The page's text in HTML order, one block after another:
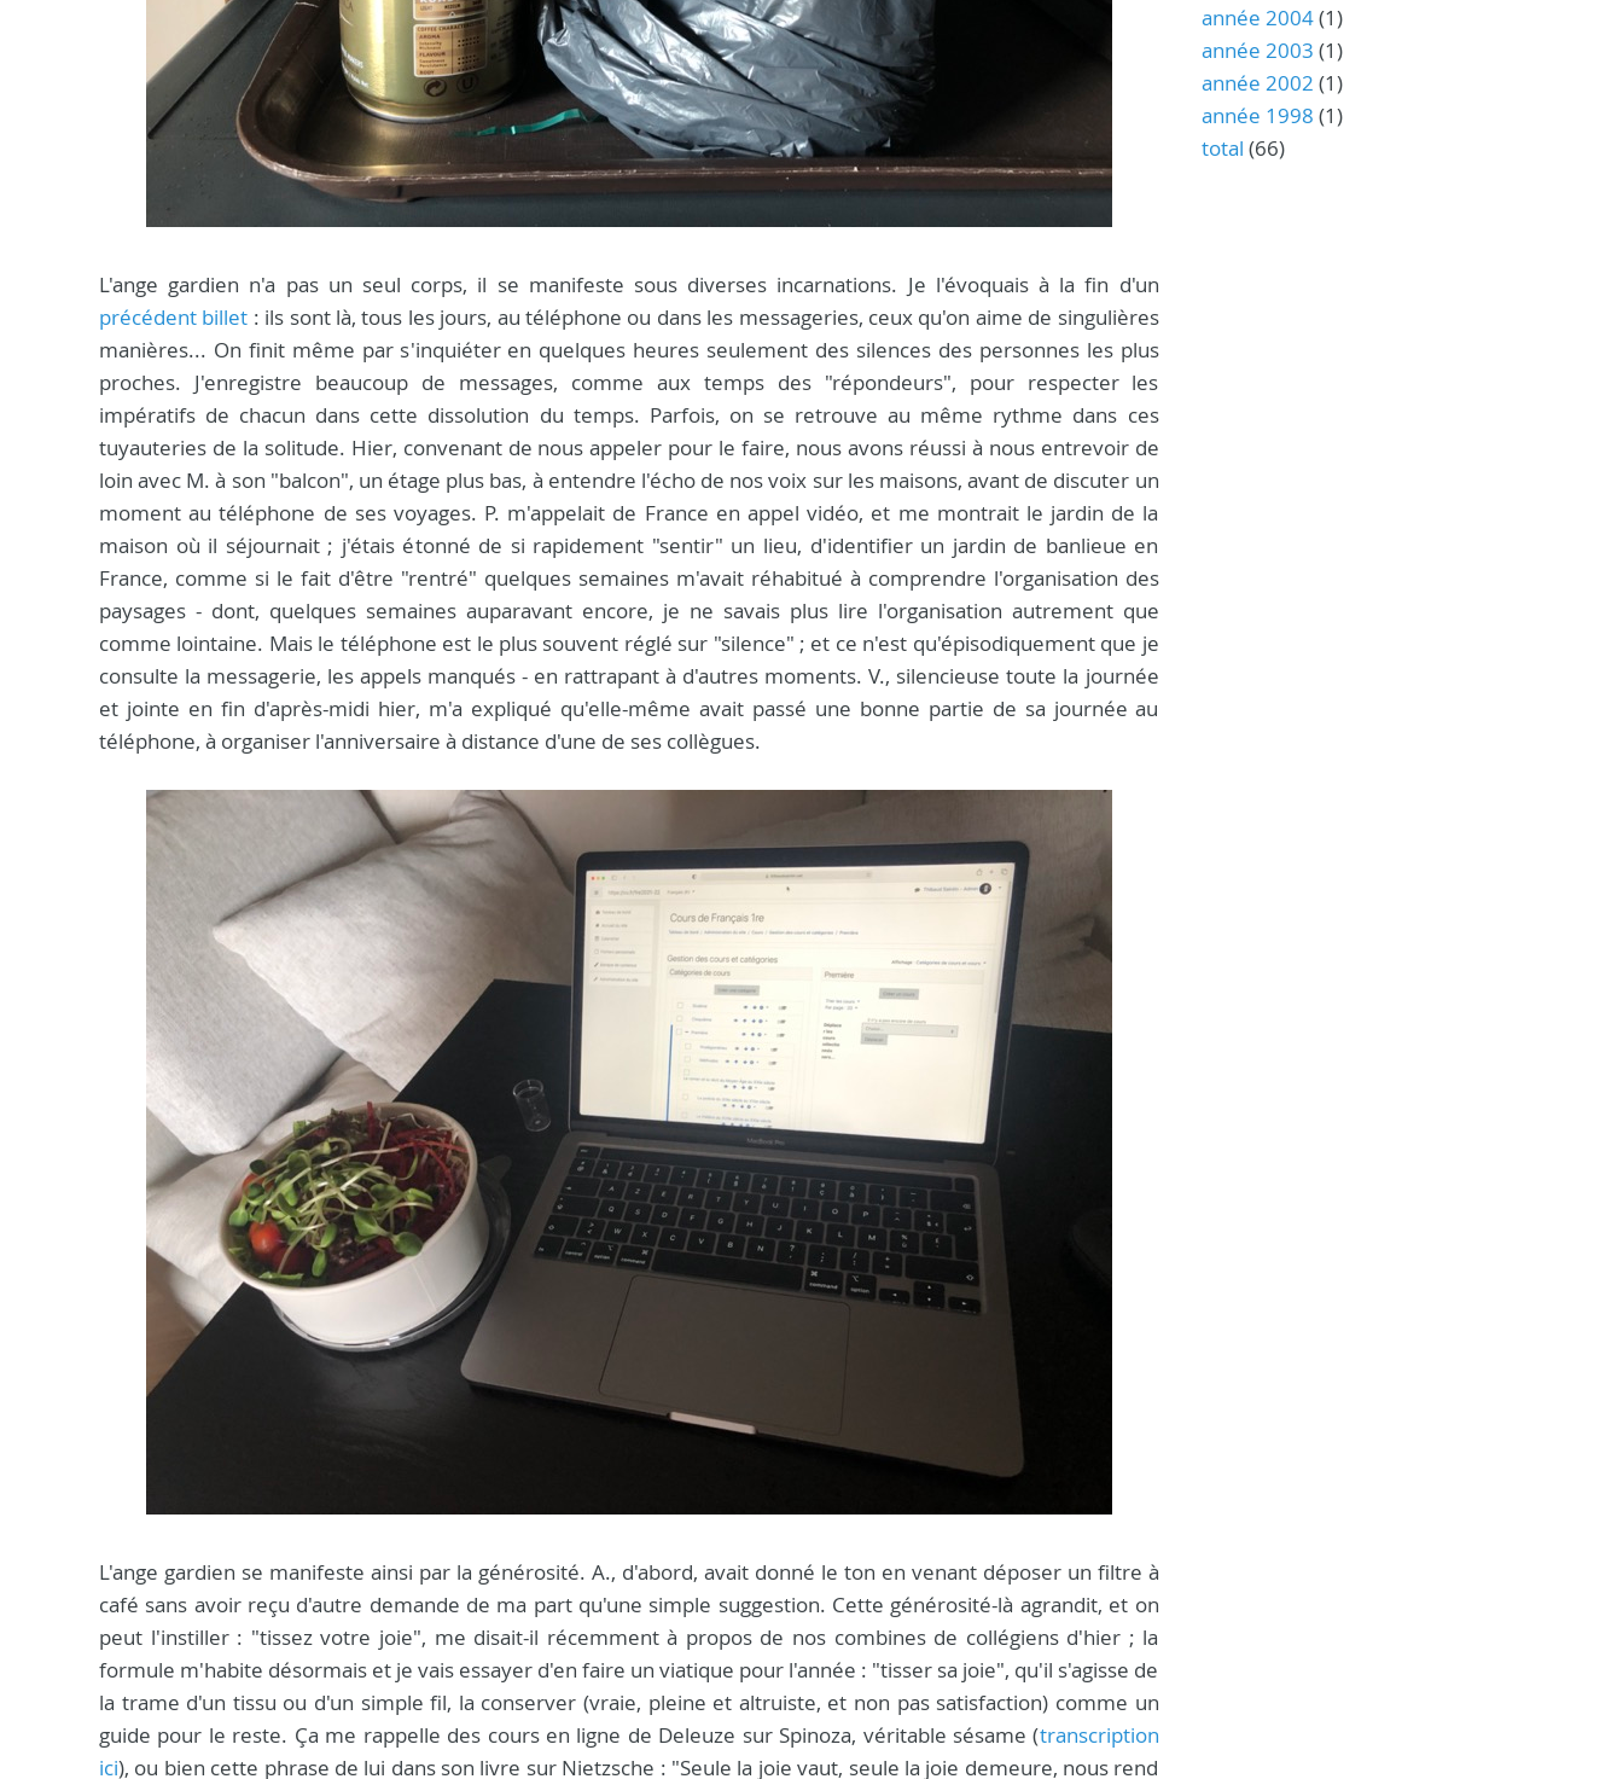
L'ange gardien n'a pas un seul corps, il se manifeste sous diverses incarnations. Je l'évoquais à la fin d'un
précédent billet : ils sont là, tous les jours, au téléphone ou dans les messageries, ceux qu'on aime de singulières
manières... On finit même par s'inquiéter en quelques heures seulement des silences des personnes les plus
proches. J'enregistre beaucoup de messages, comme aux temps des "répondeurs", pour respecter les
impératifs de chacun dans cette dissolution du temps. Parfois, on se retrouve au même rythme dans ces
tuyauteries de la solitude. Hier, convenant de nous appeler pour le faire, nous avons réussi à nous entrevoir de
loin avec M. à son "balcon", un étage plus bas, à entendre l'écho de nos voix sur les maisons, avant de discuter un
moment au téléphone de ses voyages. P. m'appelait de France en appel vidéo, et me montrait le jardin de la
maison où il séjournait ; j'étais étonné de si rapidement "sentir" un lieu, d'identifier un jardin de banlieue en
France, comme si le fait d'être "rentré" quelques semaines m'avait réhabitué à comprendre l'organisation des
paysages - dont, quelques semaines auparavant encore, je ne savais plus lire l'organisation autrement que
comme lointaine. Mais le téléphone est le plus souvent réglé sur "silence" ; et ce n'est qu'épisodiquement que je
consulte la messagerie, les appels manqués - en rattrapant à d'autres moments. V., silencieuse toute la journée
et jointe en fin d'après-midi hier, m'a expliqué qu'elle-même avait passé une bonne partie de sa journée au
téléphone, à organiser l'anniversaire à distance d'une de ses collègues.
L'ange gardien se manifeste ainsi par la générosité. A., d'abord, avait donné le ton en venant déposer un filtre à
café sans avoir reçu d'autre demande de ma part qu'une simple suggestion. Cette générosité-là agrandit, et on
peut l'instiller : "tissez votre joie", me disait-il récemment à propos de nos combines de collégiens d'hier ; la
formule m'habite désormais et je vais essayer d'en faire un viatique pour l'année : "tisser sa joie", qu'il s'agisse de
la trame d'un tissu ou d'un simple fil, la conserver (vraie, pleine et altruiste, et non pas satisfaction) comme un
guide pour le reste. Ça me rappelle des cours en ligne de Deleuze sur Spinoza, véritable sésame (transcription
ici), ou bien cette phrase de lui dans son livre sur Nietzsche : "Seule la joie vaut, seule la joie demeure, nous rend
année 2004(1)
année 2003 (1)
année 2002 (1)
année 1998 (1)
total (66)